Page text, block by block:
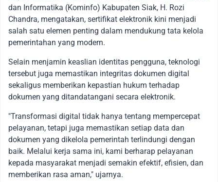
dan Informatika (Kominfo) Kabupaten Siak, H. Rozi
Chandra, mengatakan, sertifikat elektronik kini menjadi
salah satu elemen penting dalam mendukung tata kelola
pemerintahan yang modern.
Selain menjamin keaslian identitas pengguna, teknologi
tersebut juga memastikan integritas dokumen digital
sekaligus memberikan kepastian hukum terhadap
dokumen yang ditandatangani secara elektronik.
"Transformasi digital tidak hanya tentang mempercepat
pelayanan, tetapi juga memastikan setiap data dan
dokumen yang dikelola pemerintah terlindungi dengan
baik. Melalui kerja sama ini, kami berharap pelayanan
kepada masyarakat menjadi semakin efektif, efisien, dan
memberikan rasa aman," ujarnya.